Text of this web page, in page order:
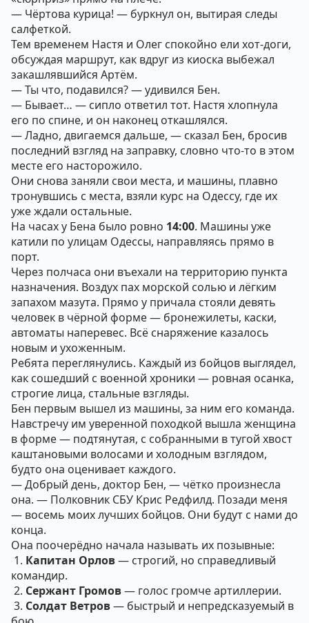
— Чёртова курица! — буркнул он, вытирая следы
салфеткой.
Тем временем Настя и Олег спокойно ели хот-доги,
обсуждая маршрут, как вдруг из киоска выбежал
закашлявшийся Артём.
— Ты что, подавился? — удивился Бен.
— Бывает… — сипло ответил тот. Настя хлопнула
его по спине, и он наконец откашлялся.
— Ладно, двигаемся дальше, — сказал Бен, бросив
последний взгляд на заправку, словно что-то в этом
месте его насторожило.
Они снова заняли свои места, и машины, плавно
тронувшись с места, взяли курс на Одессу, где их
уже ждали остальные.
На часах у Бена было ровно 14:00. Машины уже
катили по улицам Одессы, направляясь прямо в
порт.
Через полчаса они въехали на территорию пункта
назначения. Воздух пах морской солью и лёгким
запахом мазута. Прямо у причала стояли девять
человек в чёрной форме — бронежилеты, каски,
автоматы наперевес. Всё снаряжение казалось
новым и ухоженным.
Ребята переглянулись. Каждый из бойцов выглядел,
как сошедший с военной хроники — ровная осанка,
строгие лица, стальные взгляды.
Бен первым вышел из машины, за ним его команда.
Навстречу им уверенной походкой вышла женщина
в форме — подтянутая, с собранными в тугой хвост
каштановыми волосами и холодным взглядом,
будто она оценивает каждого.
— Добрый день, доктор Бен, — чётко произнесла
она. — Полковник СБУ Крис Редфилд. Позади меня
— восемь моих лучших бойцов. Они будут с нами до
конца.
Она поочерёдно начала называть их позывные:
1. Капитан Орлов— строгий, но справедливый
командир.
2. Сержант Громов— голос громче артиллерии.
3. Солдат Ветров— быстрый и непредсказуемый в